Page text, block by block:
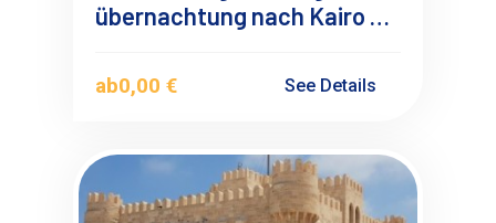
übernachtung nach Kairo ab
ab0,00 € See Details